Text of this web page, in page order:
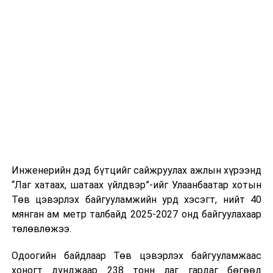
Инженерийн дэд бүтцийг сайжруулах ажлын хүрээнд
“Лаг хатаах, шатаах үйлдвэр”-ийг Улаанбаатар хотын
Төв цэвэрлэх байгууламжийн урд хэсэгт, нийт 40
мянган ам метр талбайд 2025-2027 онд байгуулахаар
төлөвлөжээ.
Одоогийн байдлаар Төв цэвэрлэх байгууламжаас
хоногт дунджаар 238 тонн лаг гардаг бөгөөд